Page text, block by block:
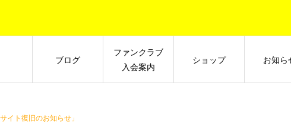
ブログ
ファンクラブ
入会案内
ショップ お知ら
イト復旧のお知らせ」